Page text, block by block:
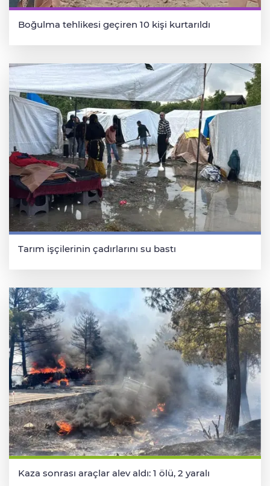
Boğulma tehlikesi geçiren 10 kişi kurtarıldı
Tarım işçilerinin çadırlarını su bastı
Kaza sonrası araçlar alev aldı: 1 ölü, 2 yaralı